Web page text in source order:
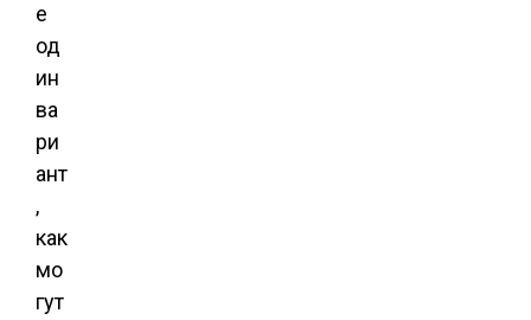
е
од
ин
ва
ри
ант
,
как
мо
гут